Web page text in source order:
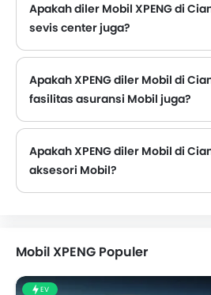
Apakah diler Mobil XPENG di
sevis center juga?
Apakah XPENG diler Mobil di
fasilitas asuransi Mobil juga?
Apakah XPENG diler Mobil di
aksesori Mobil?
Mobil XPENG Populer
EV